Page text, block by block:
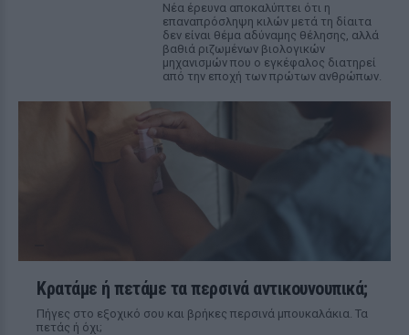
Νέα έρευνα αποκαλύπτει ότι η
επαναπρόσληψη κιλών μετά τη δίαιτα
δεν είναι θέμα αδύναμης θέλησης, αλλά
βαθιά ριζωμένων βιολογικών
μηχανισμών που ο εγκέφαλος διατηρεί
από την εποχή των πρώτων ανθρώπων.
Κρατάμε ή πετάμε τα περσινά αντικουνουπικά;
Πήγες στο εξοχικό σου και βρήκες περσινά μπουκαλάκια. Τα
πετάς ή όχι;